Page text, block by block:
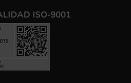
ISO-9001